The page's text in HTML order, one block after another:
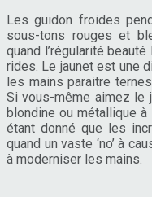
Les guidon froides
sous-tons rouges et
quand l’régularité
rides. Le jaunet est une
les mains paraitre
Si vous-même aimez le
blondine ou métallique à
étant donné que les
quand un vaste ‘no’ à
à moderniser les mains.